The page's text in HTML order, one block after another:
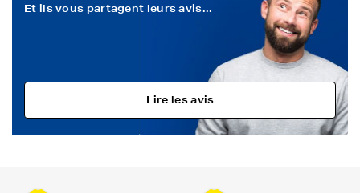
Et ils vous partagent leurs avis...
Lire les avis